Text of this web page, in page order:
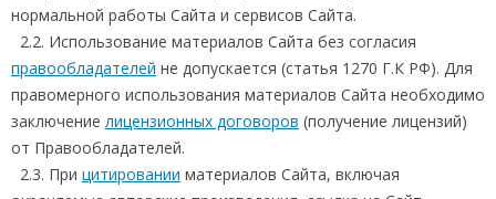
нормальной работы Сайта и сервисов Сайта.
2.2. Использование материалов Сайта без согласия
правообладателей не допускается (статья 1270 Г.К РФ). Для
правомерного использования материалов Сайта необходимо
заключение лицензионных договоров (получение лицензий)
от Правообладателей.
2.3. При цитировании материалов Сайта, включая